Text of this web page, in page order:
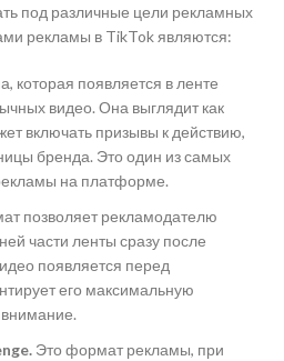
под различные цели рекламных
рекламы в TikTok являются:
которая появляется в ленте
видео. Она выглядит как
включать призывы к действию,
бренда. Это один из самых
на платформе.
позволяет рекламодателю
части ленты сразу после
появляется перед
его максимальную
Это формат рекламы, при